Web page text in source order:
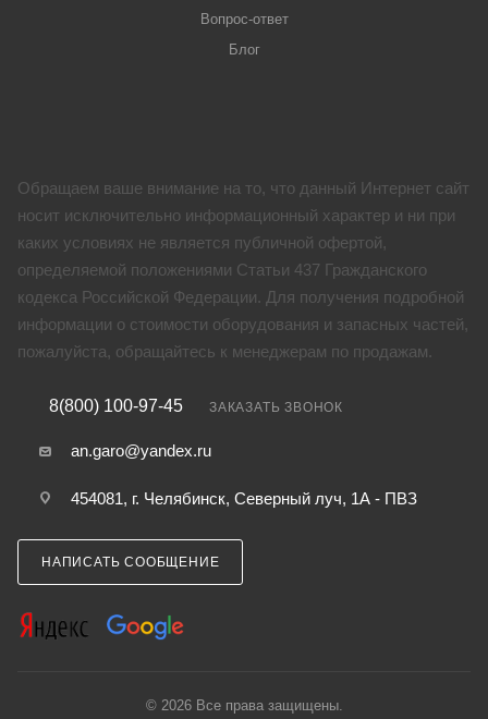
Вопрос-ответ
Блог
Обращаем ваше внимание на то, что данный Интернет сайт
носит исключительно информационный характер и ни при
каких условиях не является публичной офертой,
определяемой положениями Статьи 437 Гражданского
кодекса Российской Федерации. Для получения подробной
информации о стоимости оборудования и запасных частей,
пожалуйста, обращайтесь к менеджерам по продажам.
8(800) 100-97-45 ЗАКАЗАТЬ ЗВОНОК
an.garo@yandex.ru
454081, г. Челябинск, Северный луч, 1А - ПВЗ
НАПИСАТЬ СООБЩЕНИЕ
© 2026 Все права защищены.